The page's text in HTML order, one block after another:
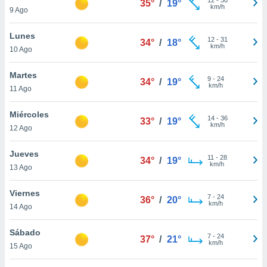
más
nuestra
y
de
disponible
cookies
aceptar
9 Ago
35° / 19°
km/h
Lunes
10 Ago
34° / 18° 12- 31
km/h
Martes
11 Ago
34° / 19° 9- 24
km/h
Miércoles
12 Ago
33° / 19° 14- 36
km/h
Jueves
13 Ago
34° / 19° 11 - 28
km/h
Viernes
14 Ago
36° / 20° 7- 24
km/h
Sábado
15 Ago
37° / 21° 7- 24
km/h